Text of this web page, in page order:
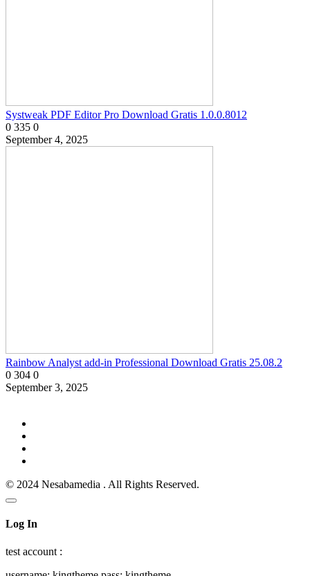
Systweak PDF Editor Pro Download Gratis 1.0.0.8012
0 335 0
September 4, 2025
Rainbow Analyst add-in Professional Download Gratis 25.08.2
0 304 0
September 3, 2025
© 2024 Nesabamedia . All Rights Reserved.
Log In
test account :